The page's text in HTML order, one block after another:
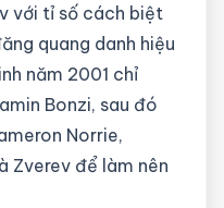
với tỉ số cách biệt
quang danh hiệu
năm 2001 chỉ
Bonzi, sau đó
Norrie,
Zverev để làm nên